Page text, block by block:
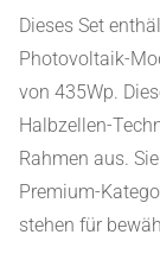
Dieses Set
Photovoltaik-
von 435Wp.
Halbzellen-
Rahmen aus.
Premium-
stehen für